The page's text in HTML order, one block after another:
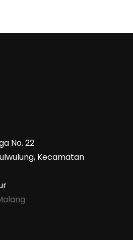
No. 22
Kecamatan